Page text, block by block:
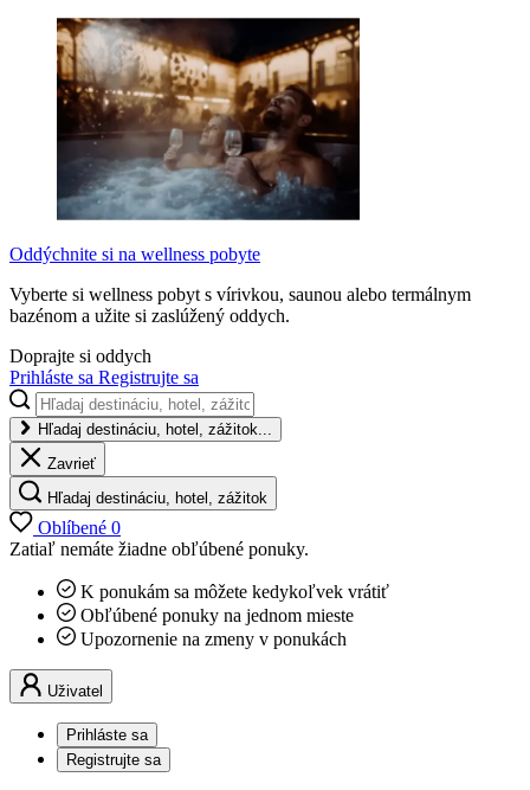
Oddýchnite si na wellness pobyte
Vyberte si wellness pobyt s vírivkou, saunou alebo termálnym
bazénom a užite si zaslúžený oddych.
Doprajte si oddych
Prihláste sa Registrujte sa
Hľadaj destináciu, hotel, zážitok...
Zavrieť
Hľadaj destináciu, hotel, zážitok
Oblíbené 0
Zatiaľ nemáte žiadne obľúbené ponuky.
K ponukám sa môžete kedykoľvek vrátiť
Obľúbené ponuky na jednom mieste
Upozornenie na zmeny v ponukách
Uživatel
Prihláste sa
Registrujte sa